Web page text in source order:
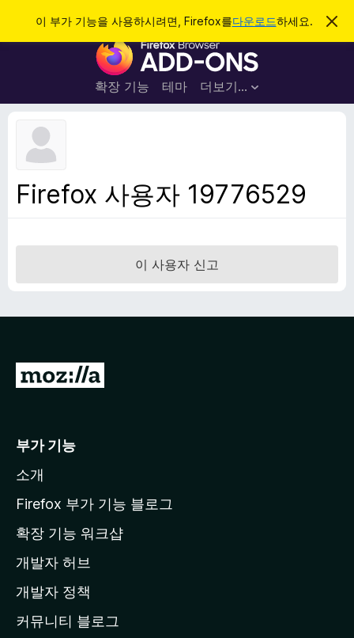
이 부가 기능을 사용하시려면, Firefox를다운로드하세요.
이
림
F
r
e
라
가
확장 기능 테마 더보기…
로그인
Firefox 사용자 19776529
이 사용자 신고
M
l
a
페
이
지
이
부가 기능
소개
Firefox 부가 기능 블로그
확장 기능 워크샵
개발자 허브
개발자 정책
커뮤니티 블로그